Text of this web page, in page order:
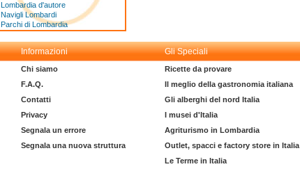
Lombardia d'autore
Navigli Lombardi
Parchi di Lombardia
Informazioni Gli Speciali
Chi siamo
F.A.Q.
Contatti
Privacy
Segnala un errore
Segnala una nuova struttura
Ricette da provare
Il meglio della gastronomia italiana
Gli alberghi del nord Italia
I musei d'Italia
Agriturismo in Lombardia
Outlet, spacci e factory store in Italia
Le Terme in Italia